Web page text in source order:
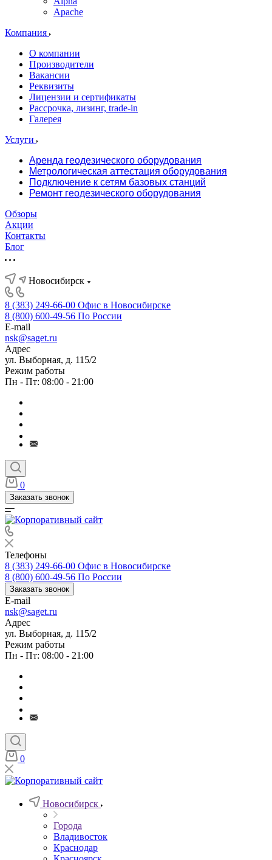
Apache
Компания
О компании
Производители
Вакансии
Реквизиты
Лицензии и сертификаты
Рассрочка, лизинг, trade-in
Галерея
Услуги
Аренда геодезического оборудования
Метрологическая аттестация оборудования
Подключение к сетям базовых станций
Ремонт геодезического оборудования
Обзоры
Акции
Контакты
Блог
Новосибирск
8 (383) 249-66-00 Офис в Новосибирске
8 (800) 600-49-56 По России
E-mail
nsk@saget.ru
Адрес
ул. Выборная, д. 115/2
Режим работы
Пн - Пт: 08:00 - 21:00
0
Заказать звонок
Телефоны
8 (383) 249-66-00 Офис в Новосибирске
8 (800) 600-49-56 По России
Заказать звонок
E-mail
nsk@saget.ru
Адрес
ул. Выборная, д. 115/2
Режим работы
Пн - Пт: 08:00 - 21:00
0
Новосибирск
Города
Владивосток
Краснодар